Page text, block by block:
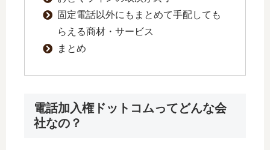
固定電話以外にもまとめて手配しても
らえる商材・サービス
まとめ
電話加入権ドットコムってどんな会
社なの？